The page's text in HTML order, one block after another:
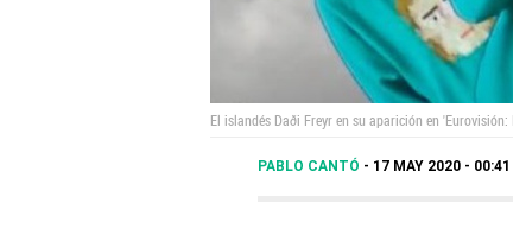
El islandés Daði Freyr en su aparición en
PABLO CANTÓ 17 MAY 2020 - 00:41